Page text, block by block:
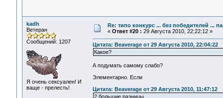
kadh
Ветеран
Сообщений: 1207
Я очень сексуален! И
ваще - прелесть!
Re: типо конкурс ... без победителей ...
« Ответ #20 : 29 Августа 2010, 22:22:12 »
Цитата: Beaverage от 29 Августа 2010, 22:04:22
Какое?
А подумать самому слабо?
Элементарно. Если
Цитата: Beaverage от 29 Августа 2010, 11:47:12
2 большие разницы